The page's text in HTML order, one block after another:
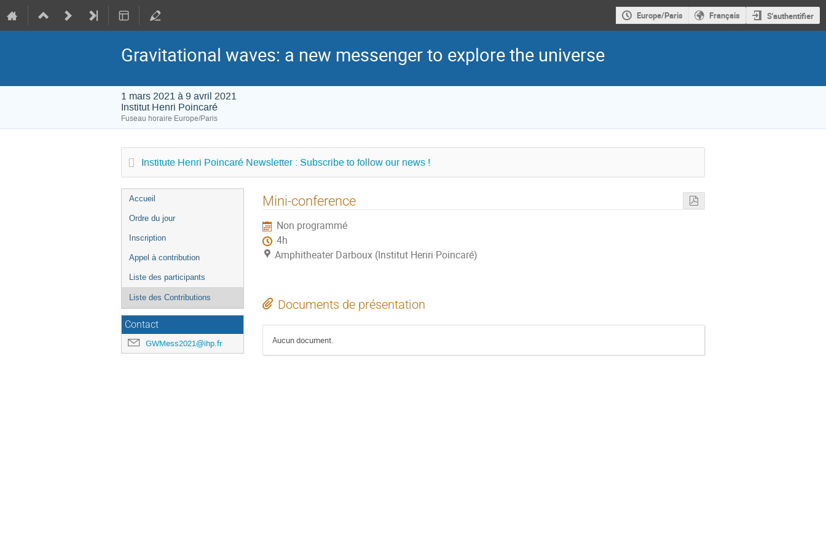
Europe/Paris Français S'authentifier
Gravitational waves: a new messenger to explore the universe
1 mars 2021 à 9 avril 2021
Institut Henri Poincaré
Fuseau horaire Europe/Paris
Institute Henri Poincaré Newsletter : Subscribe to follow our news !
Menu
de
Accueil
Ordre du jour
Inscription
Appel à contribution
Liste des participants
Liste des Contributions
Contact
GWMess2021@ihp.fr
Mini-conference
Non programmé
4h
Amphitheater Darboux (Institut Henri Poincaré)
Documents de présentation
Aucun document.